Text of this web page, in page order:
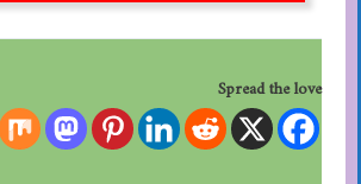
Spread the love